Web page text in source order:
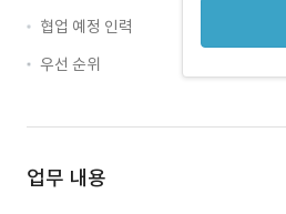
협업 예정 인력
우선 순위
업무 내용